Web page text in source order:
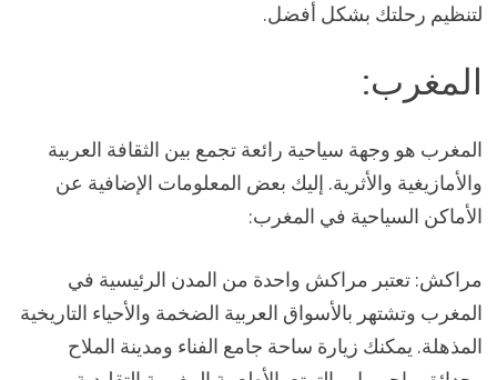
لتنظيم رحلتك بشكل أفضل.
المغرب:
المغرب هو وجهة سياحية رائعة تجمع بين الثقافة العربية
والأمازيغية والأثرية. إليك بعض المعلومات الإضافية عن
الأماكن السياحية في المغرب:
مراكش: تعتبر مراكش واحدة من المدن الرئيسية في
المغرب وتشتهر بالأسواق العربية الضخمة والأحياء التاريخية
المذهلة. يمكنك زيارة ساحة جامع الفناء ومدينة الملاح